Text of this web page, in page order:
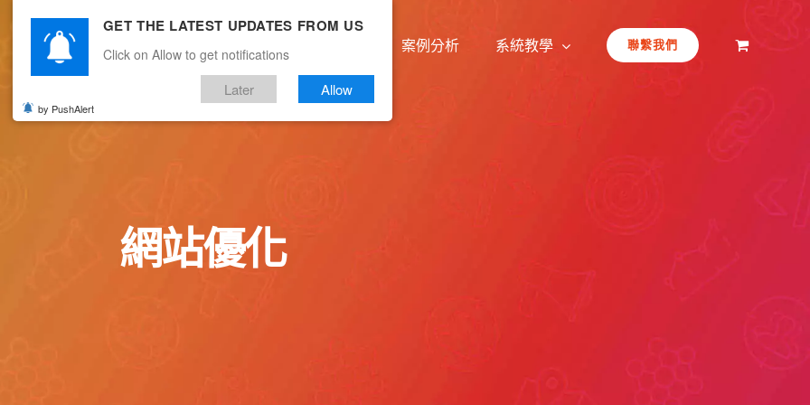
主頁 關於我們 案例分析 系統教學 聯繫我們
網站優化
GET THE LATEST UPDATES FROM US
Click on Allow to get notifications
Later Allow
by PushAlert